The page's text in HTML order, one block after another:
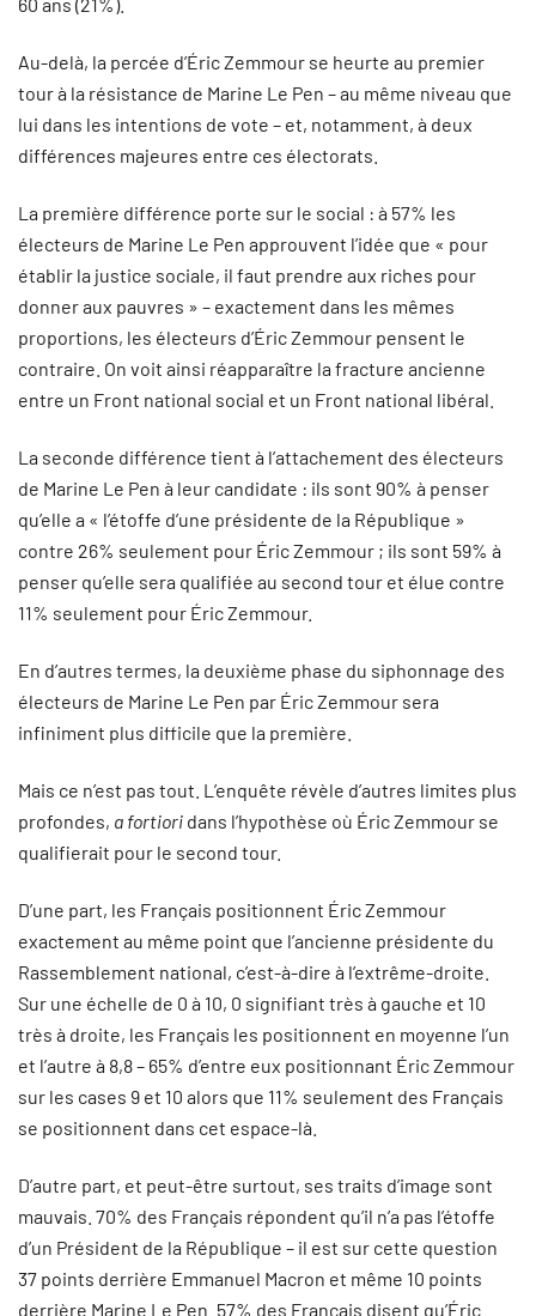
Au-delà, la percée d’Éric Zemmour se heurte au premier
tour à la résistance de Marine Le Pen – au même niveau que
lui dans les intentions de vote – et, notamment, à deux
différences majeures entre ces électorats.
La première différence porte sur le social : à 57% les
électeurs de Marine Le Pen approuvent l’idée que « pour
établir la justice sociale, il faut prendre aux riches pour
donner aux pauvres » – exactement dans les mêmes
proportions, les électeurs d’Éric Zemmour pensent le
contraire. On voit ainsi réapparaître la fracture ancienne
entre un Front national social et un Front national libéral.
La seconde différence tient à l’attachement des électeurs
de Marine Le Pen à leur candidate : ils sont 90% à penser
qu’elle a « l’étoffe d’une présidente de la République »
contre 26% seulement pour Éric Zemmour ; ils sont 59% à
penser qu’elle sera qualifiée au second tour et élue contre
11% seulement pour Éric Zemmour.
En d’autres termes, la deuxième phase du siphonnage des
électeurs de Marine Le Pen par Éric Zemmour sera
infiniment plus difficile que la première.
Mais ce n’est pas tout. L’enquête révèle d’autres limites plus
profondes, a fortiori dans l’hypothèse où Éric Zemmour se
qualifierait pour le second tour.
D’une part, les Français positionnent Éric Zemmour
exactement au même point que l’ancienne présidente du
Rassemblement national, c’est-à-dire à l’extrême-droite.
Sur une échelle de 0 à 10, 0 signifiant très à gauche et 10
très à droite, les Français les positionnent en moyenne l’un
et l’autre à 8,8 – 65% d’entre eux positionnant Éric Zemmour
sur les cases 9 et 10 alors que 11% seulement des Français
se positionnent dans cet espace-là.
D’autre part, et peut-être surtout, ses traits d’image sont
mauvais. 70% des Français répondent qu’il n’a pas l’étoffe
d’un Président de la République – il est sur cette question
37 points derrière Emmanuel Macron et même 10 points
derrière Marine Le Pen. 57% des Français disent qu’Éric